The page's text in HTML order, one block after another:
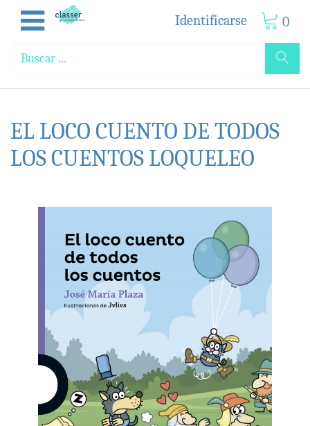
Identificarse 0
EL LOCO CUENTO DE TODOS
LOS CUENTOS LOQUELEO